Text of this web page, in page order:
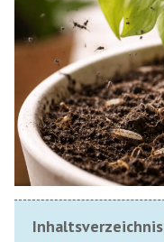
Inhaltsverzeichnis